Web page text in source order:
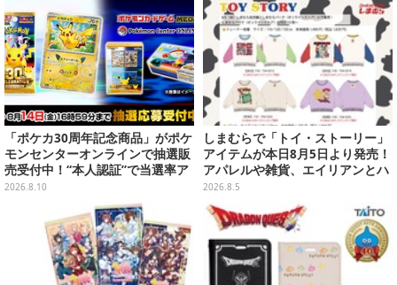
「ポケカ30周年記念商品」がポケ
モンセンターオンラインで抽選販
売受付中！“本人認証”で当選率ア
ップ
2026.8.10
しまむらで「トイ・ストーリー」
アイテムが本日8月5日より発売！
アパレルや雑貨、エイリアンとハ
ムのダイカットクッションなど盛
りだくさん
2026.8.5